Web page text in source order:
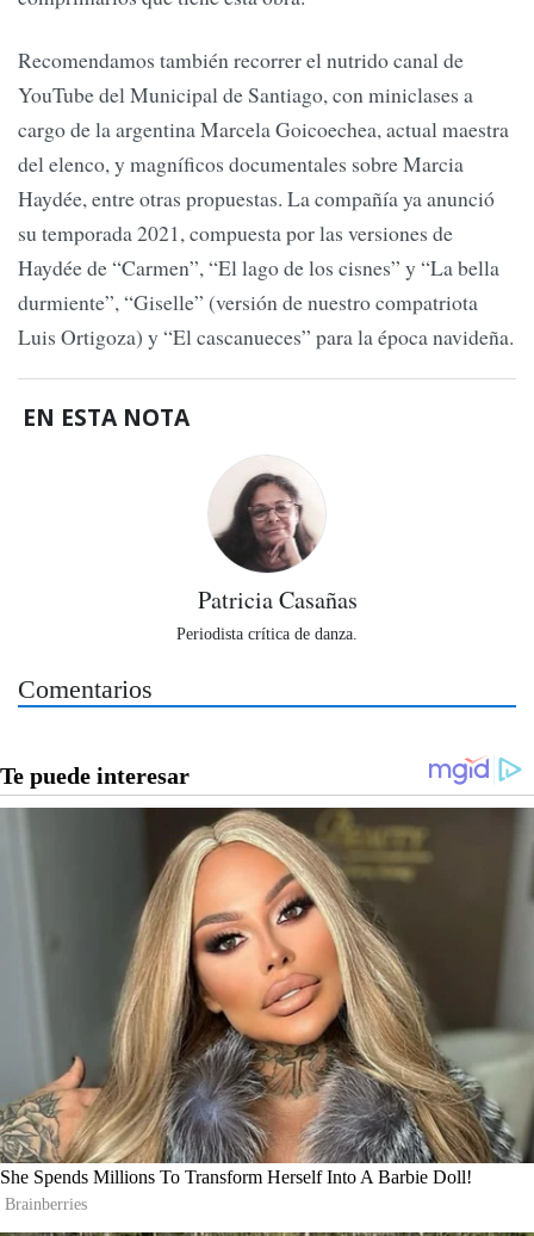
Recomendamos también recorrer el nutrido canal de
YouTube del Municipal de Santiago, con miniclases a
cargo de la argentina Marcela Goicoechea, actual maestra
del elenco, y magníficos documentales sobre Marcia
Haydée, entre otras propuestas. La compañía ya anunció
su temporada 2021, compuesta por las versiones de
Haydée de “Carmen”, “El lago de los cisnes” y “La bella
durmiente”, “Giselle” (versión de nuestro compatriota
Luis Ortigoza) y “El cascanueces” para la época navideña.
EN ESTA NOTA
Patricia Casañas
Periodista crítica de danza.
Comentarios